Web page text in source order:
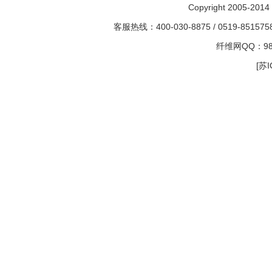
Copyright 2005-
客服热线：400-030-8875 / 0519-
纤维网QQ：
[苏